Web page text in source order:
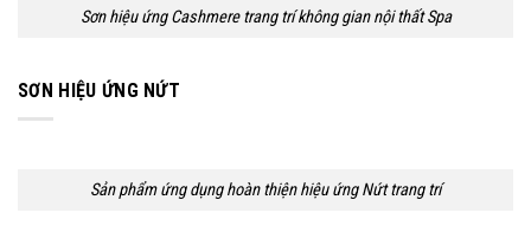
Sơn hiệu ứng Cashmere trang trí không gian nội thất Spa
SƠN HIỆU ỨNG NỨT
Sản phẩm ứng dụng hoàn thiện hiệu ứng Nứt trang trí